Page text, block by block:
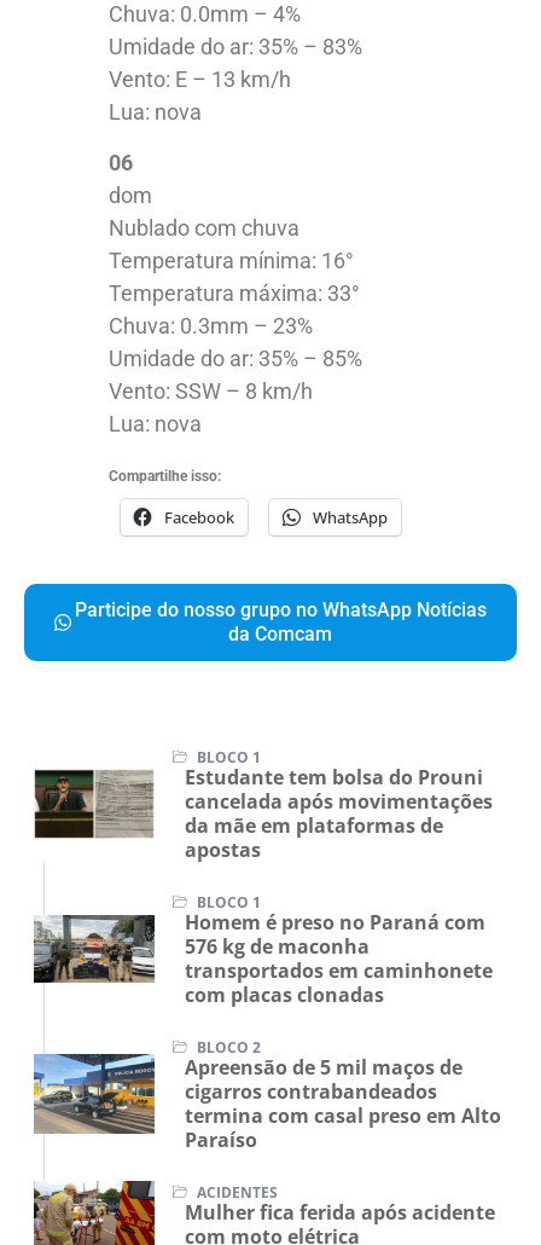
Chuva: 0.0mm – 4%
Umidade do ar: 35% – 83%
Vento: E – 13 km/h
Lua: nova
06
dom
Nublado com chuva
Temperatura mínima: 16°
Temperatura máxima: 33°
Chuva: 0.3mm – 23%
Umidade do ar: 35% – 85%
Vento: SSW – 8 km/h
Lua: nova
Compartilhe isso:
Facebook WhatsApp
Participe do nosso grupo no WhatsApp Notícias
da Comcam
BLOCO 1
Estudante tem bolsa do Prouni
cancelada após movimentações
da mãe em plataformas de
apostas
BLOCO 1
Homem é preso no Paraná com
576 kg de maconha
transportados em caminhonete
com placas clonadas
BLOCO 2
Apreensão de 5 mil maços de
cigarros contrabandeados
termina com casal preso em Alto
Paraíso
ACIDENTES
Mulher fica ferida após acidente
com moto elétrica